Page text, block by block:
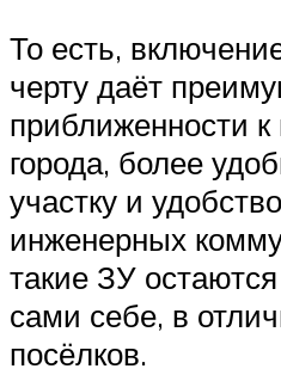
То есть,
черту даёт
приближенности
города, более
участку и
инженерных
такие ЗУ
сами себе, в
посёлков.